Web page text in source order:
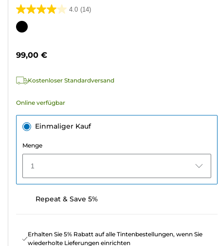
4.0 (14)
4.0
von
14
Farbpatrone
99,00 €
Kostenloser Standardversand
Online verfügbar
Einmaliger Kauf
Menge
1
Repeat & Save 5%
Erhalten Sie 5% Rabatt auf alle Tintenbestellungen, wenn Sie
wiederholte Lieferungen einrichten